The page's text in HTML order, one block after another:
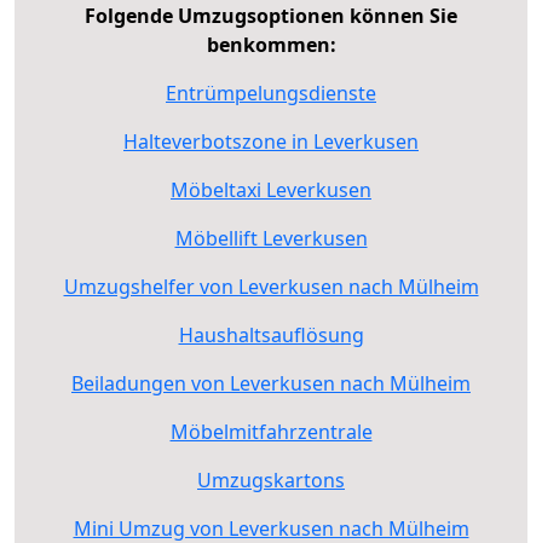
Folgende Umzugsoptionen können Sie
benkommen:
Entrümpelungsdienste
Halteverbotszone in Leverkusen
Möbeltaxi Leverkusen
Möbellift Leverkusen
Umzugshelfer von Leverkusen nach Mülheim
Haushaltsauflösung
Beiladungen von Leverkusen nach Mülheim
Möbelmitfahrzentrale
Umzugskartons
Mini Umzug von Leverkusen nach Mülheim